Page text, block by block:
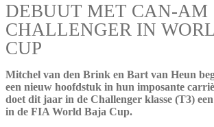
DEBUUT MET CAN-AM
CHALLENGER IN
CUP
Mitchel van den Brink en Bart van Heun
een nieuw hoofdstuk in hun imposante
doet dit jaar in de Challenger klasse (T3)
in de FIA World Baja Cup.